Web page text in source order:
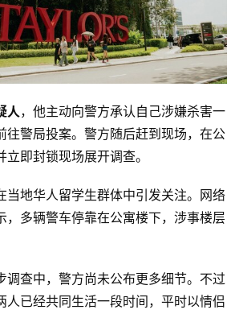
人，他主动向警方承认自己涉嫌杀害一
往警局投案。警方随后赶到现场，在公
即封锁现场展开调查。
当地华人留学生群体中引发关注。网络
，多辆警车停靠在公寓楼下，涉事楼层
调查中，警方尚未公布更多细节。不过
人已经共同生活一段时间，平时以情侣